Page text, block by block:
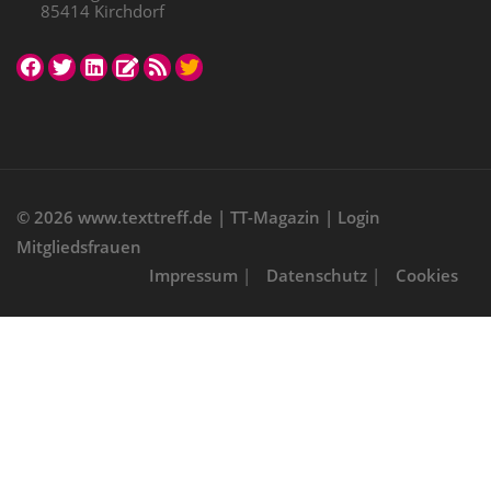
85414 Kirchdorf
© 2026 www.texttreff.de | TT-Magazin | Login
Mitgliedsfrauen
Impressum | Datenschutz | Cookies